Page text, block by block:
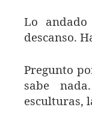
Lo
descanso.
Pregunto
sabe
esculturas,